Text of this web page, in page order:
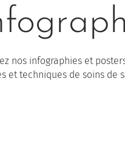
nos infographies et
et techniques de soins de